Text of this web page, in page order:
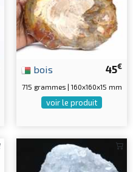
45€
bois
715 grammes | 160x160x15 mm
voir le produit